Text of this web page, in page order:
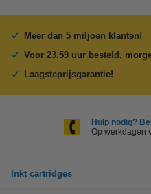
Meer dan 5 miljoen klanten!
Voor 23.59 uur besteld,
Laagsteprijsgarantie!
Hulp nodig?
Op werkdagen
Inkt cartridges